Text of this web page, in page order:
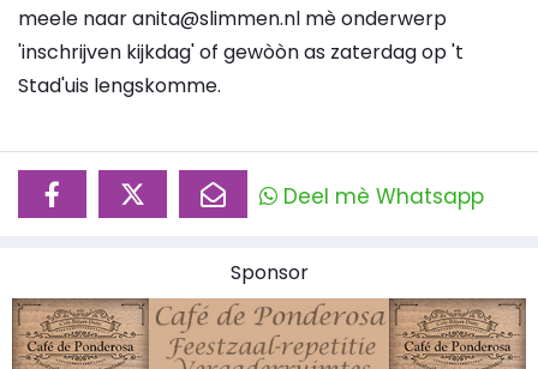
meele naar anita@slimmen.nl mè onderwerp
'inschrijven kijkdag' of gewòòn as zaterdag op 't
Stad'uis lengskomme.
Deel mè Whatsapp
Sponsor